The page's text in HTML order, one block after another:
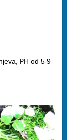
PH od 5-9